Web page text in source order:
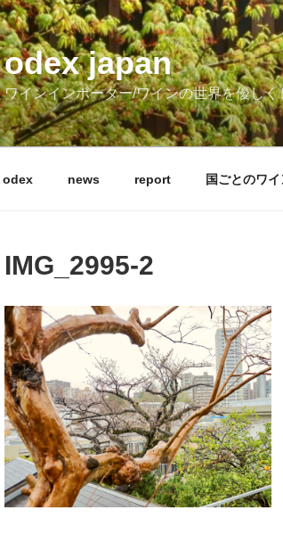
odex japan
ワインインポーター/ワインの世界を優しく
odex news report 国ごとのワイ
IMG_2995-2